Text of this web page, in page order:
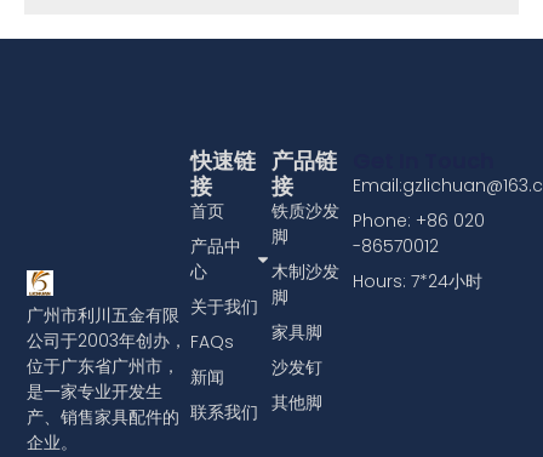
广州市利川五金有限
公司于2003年创办，
位于广东省广州市，
是一家专业开发生
产、销售家具配件的
企业。
产品链
接
铁质沙发
脚
木制沙发
脚
家具脚
沙发钉
其他脚
快速链
接
首页
产品中
心
关于我们
FAQs
新闻
联系我们
Phone: +86 020
-86570012
Hours: 7*24小时